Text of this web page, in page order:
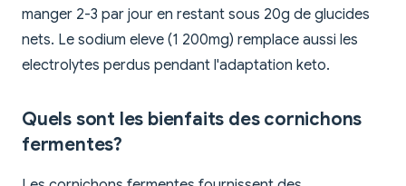
manger 2-3 par jour en restant sous 20g de glucides
nets. Le sodium eleve (1 200mg) remplace aussi les
electrolytes perdus pendant l'adaptation keto.
Quels sont les bienfaits des cornichons
fermentes?